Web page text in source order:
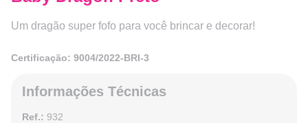
Um dragão super fofo para você brincar e decorar!
Certificação: 9004/2022-BRI-3
Informações Técnicas
Ref.: 932